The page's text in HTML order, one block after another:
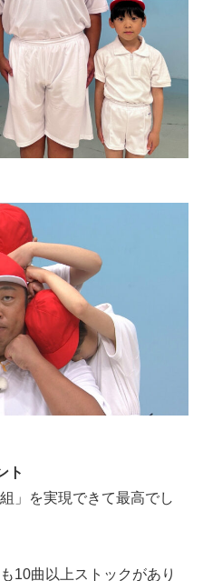
ト
」を実現できて最高でし
10曲以上ストックがあり